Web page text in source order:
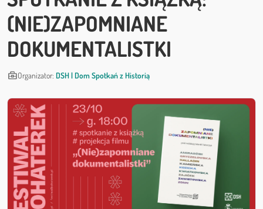
(NIE)ZAPOMNIANE
DOKUMENTALISTKI
business_centerOrganizator: DSH | Dom Spotkań z Historią